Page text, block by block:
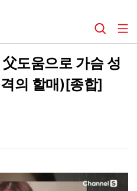
도움으로 가슴 성
의 할매)[종합]